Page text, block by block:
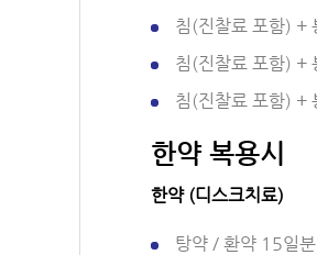
침(진찰료 포함) +
침(진찰료 포함) +
침(진찰료 포함) +
한약 복용시
한약 (디스크치료)
탕약 / 환약 15일